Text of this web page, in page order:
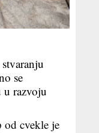
se
u razvoju
od cvekle je